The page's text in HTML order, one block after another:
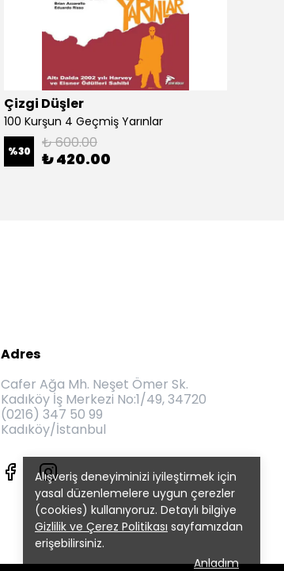
Alışveriş deneyiminizi iyileştirmek için
yasal düzenlemelere uygun çerezler
(cookies) kullanıyoruz. Detaylı bilgiye
Gizlilik ve Çerez Politikası sayfamızdan
erişebilirsiniz.
Anladım
Çizgi Düşler
100 Kurşun 4 Geçmiş Yarınlar
%30 ₺ 600.00
₺ 420.00
Adres
Cafer Ağa Mh. Neşet Ömer Sk.
Kadıköy İş Merkezi No:1/49, 34720
(0216) 347 50 99
Kadıköy/İstanbul